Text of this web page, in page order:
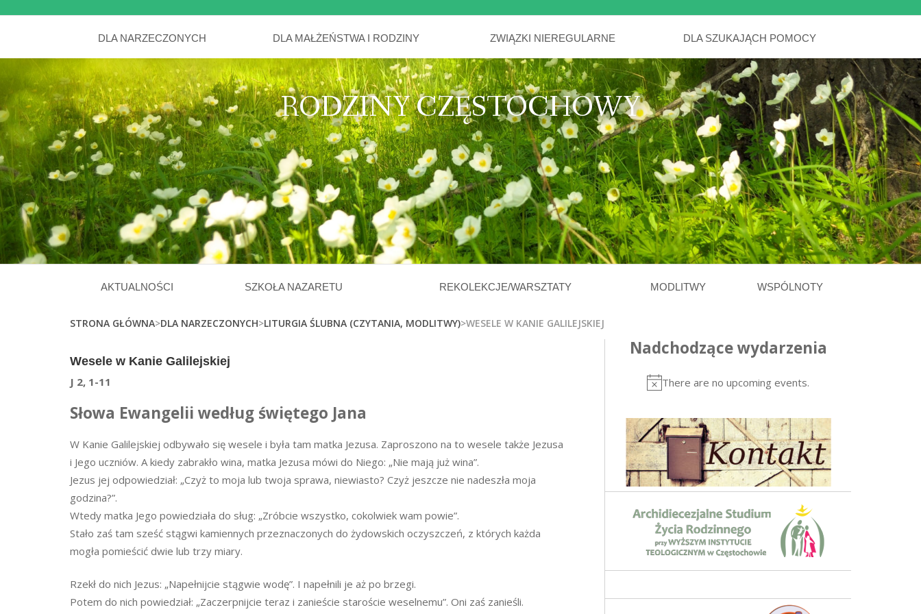
DLA NARZECZONYCH DLA MAŁŻEŃSTWA I RODZINY ZWIĄZKI NIEREGULARNE DLA SZUKAJĄCH POMOCY
RODZINY CZĘSTOCHOWY
AKTUALNOŚCI SZKOŁA NAZARETU REKOLEKCJE/WARSZTATY MODLITWY WSPÓLNOTY
STRONA GŁÓWNA>DLA NARZECZONYCH>LITURGIA ŚLUBNA (CZYTANIA, MODLITWY)>WESELE W KANIE GALILEJSKIEJ
Wesele w Kanie Galilejskiej
J 2, 1-11
Słowa Ewangelii według świętego Jana
W Kanie Galilejskiej odbywało się wesele i była tam matka Jezusa. Zaproszono na to wesele także Jezusa
i Jego uczniów. A kiedy zabrakło wina, matka Jezusa mówi do Niego: „Nie mają już wina”.
Jezus jej odpowiedział: „Czyż to moja lub twoja sprawa, niewiasto? Czyż jeszcze nie nadeszła moja
godzina?”.
Wtedy matka Jego powiedziała do sług: „Zróbcie wszystko, cokolwiek wam powie”.
Stało zaś tam sześć stągwi kamiennych przeznaczonych do żydowskich oczyszczeń, z których każda
mogła pomieścić dwie lub trzy miary.
Rzekł do nich Jezus: „Napełnijcie stągwie wodę”. I napełnili je aż po brzegi.
Potem do nich powiedział: „Zaczerpnijcie teraz i zanieście staroście weselnemu”. Oni zaś zanieśli.
Nadchodzące wydarzenia
There are no upcoming events.